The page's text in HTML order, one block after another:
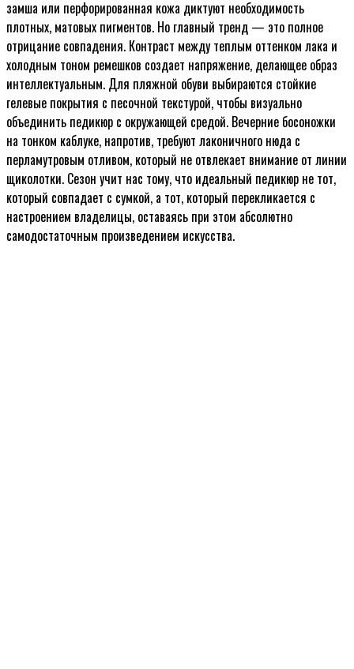
замша или перфорированная кожа диктуют необходимость
плотных, матовых пигментов. Но главный тренд — это полное
отрицание совпадения. Контраст между теплым оттенком лака и
холодным тоном ремешков создает напряжение, делающее образ
интеллектуальным. Для пляжной обуви выбираются стойкие
гелевые покрытия с песочной текстурой, чтобы визуально
объединить педикюр с окружающей средой. Вечерние босоножки
на тонком каблуке, напротив, требуют лаконичного нюда с
перламутровым отливом, который не отвлекает внимание от линии
щиколотки. Сезон учит нас тому, что идеальный педикюр не тот,
который совпадает с сумкой, а тот, который перекликается с
настроением владелицы, оставаясь при этом абсолютно
самодостаточным произведением искусства.